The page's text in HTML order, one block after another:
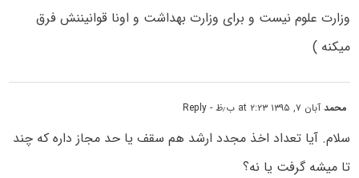
وزارت علوم نیست و برای وزارت بهداشت و اونا قوانیننش فرق
میکنه )
محمدآبان ۷, ۱۳۹۵ at ۲:۲۳ ب٫ظ - Reply
سلام. آیا تعداد اخذ مجدد ارشد هم سقف یا حد مجاز داره که چند
تا میشه گرفت یا نه؟